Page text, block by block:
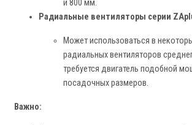
и 800 мм.
Радиальные вентиляторы серии
Может использоваться в
радиальных вентиляторов
требуется двигатель подобной
посадочных размеров.
Важно: